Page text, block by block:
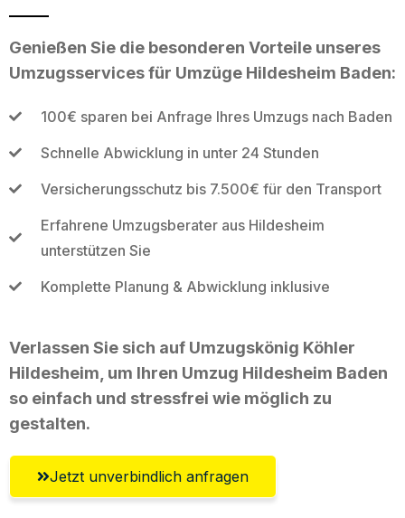
Genießen Sie die besonderen Vorteile unseres
Umzugsservices für Umzüge Hildesheim Baden:
100€ sparen bei Anfrage Ihres Umzugs nach Baden
Schnelle Abwicklung in unter 24 Stunden
Versicherungsschutz bis 7.500€ für den Transport
Erfahrene Umzugsberater aus Hildesheim
unterstützen Sie
Komplette Planung & Abwicklung inklusive
Verlassen Sie sich auf Umzugskönig Köhler
Hildesheim, um Ihren Umzug Hildesheim Baden
so einfach und stressfrei wie möglich zu
gestalten.
Jetzt unverbindlich anfragen